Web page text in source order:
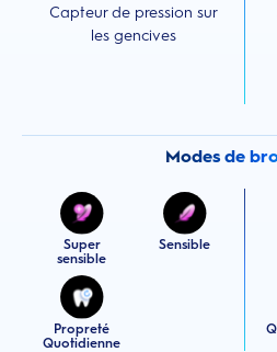
Capteur de pression sur
les gencives
Modes de
Super
sensible
Sensible
Propreté
Quotidienne